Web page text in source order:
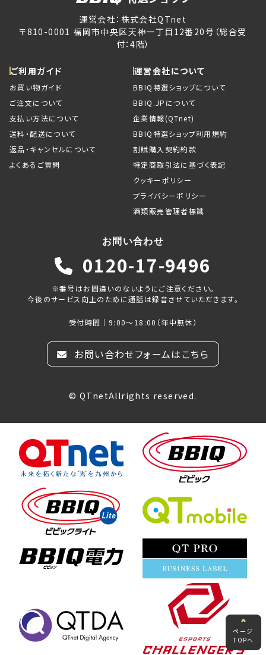
運営会社：株式会社QTnet
〒810-0001 福岡市中央区天神一丁目12番20号（総合受
付：4階）
ご利用ガイド
お買い物ガイド
ご注文について
支払い方法について
送料・配送について
返品・キャンセルについて
よくあるご質問
運営会社について
BBIQ特選ショップについて
BBIQ.JPについて
企業情報(QTnet)
BBIQ特選ショップ利用規約
割賦購入契約約款
特定商取引法に基づく表記
クッキーポリシー
プライバシーポリシー
酒類販売管理者標識
お問い合わせ
0120-17-9496
※番号はお間違いのないようにご注意ください。
今後のサービス向上のために通話は録音させていただきます。
受付時間｜9:00～18:00（年中無休）
お問い合わせフォームはこちら
© QTnetAllrights reserved.
ページ
TOPへ